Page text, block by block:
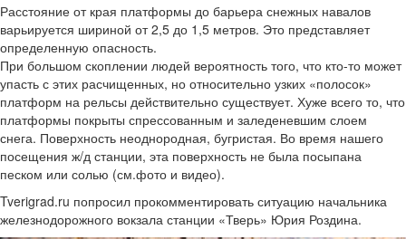
Расстояние от края платформы до барьера снежных навалов
варьируется шириной от 2,5 до 1,5 метров. Это представляет
определенную опасность.
При большом скоплении людей вероятность того, что кто-то может
упасть с этих расчищенных, но относительно узких «полосок»
платформ на рельсы действительно существует. Хуже всего то, что
платформы покрыты спрессованным и заледеневшим слоем
снега. Поверхность неоднородная, бугристая. Во время нашего
посещения ж/д станции, эта поверхность не была посыпана
песком или солью (см.фото и видео).
Tverigrad.ru попросил прокомментировать ситуацию начальника
железнодорожного вокзала станции «Тверь» Юрия Роздина.